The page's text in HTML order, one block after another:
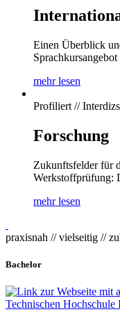
Einen Überblick
mehr lesen
Profiliert //
Forschung
Zukunftsfelder für
Werkstoffprüfung:
mehr lesen
praxisnah // vielseitig //
Bachelor